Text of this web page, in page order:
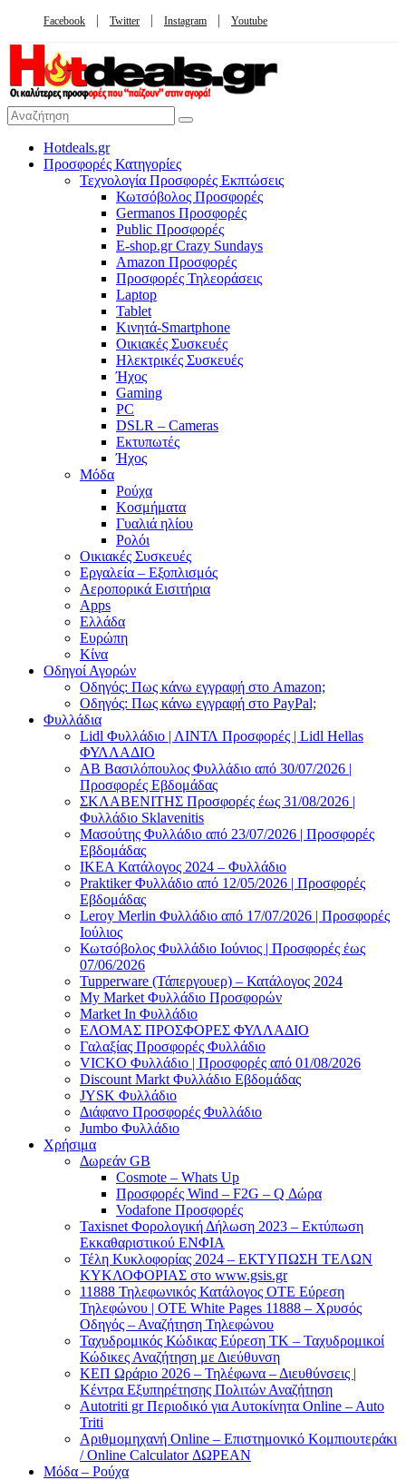
Facebook Twitter Instagram Youtube
Hotdeals.gr
Προσφορές Κατηγορίες
Τεχνολογία Προσφορές Εκπτώσεις
Κωτσόβολος Προσφορές
Germanos Προσφορές
Public Προσφορές
E-shop.gr Crazy Sundays
Amazon Προσφορές
Προσφορές Τηλεοράσεις
Laptop
Tablet
Κινητά-Smartphone
Οικιακές Συσκευές
Hλεκτρικές Συσκευές
Ήχος
Gaming
PC
DSLR – Cameras
Εκτυπωτές
Ήχος
Μόδα
Ρούχα
Κοσμήματα
Γυαλιά ηλίου
Ρολόι
Οικιακές Συσκευές
Εργαλεία – Εξοπλισμός
Αεροπορικά Εισιτήρια
Apps
Ελλάδα
Ευρώπη
Κίνα
Οδηγοί Αγορών
Οδηγός: Πως κάνω εγγραφή στο Amazon;
Οδηγός: Πως κάνω εγγραφή στο PayPal;
Φυλλάδια
Lidl Φυλλάδιο | ΛΙΝΤΛ Προσφορές | Lidl Hellas
ΦΥΛΛΑΔΙΟ
AB Βασιλόπουλος Φυλλάδιο από 30/07/2026 |
Προσφορές Εβδομάδας
ΣΚΛΑΒΕΝΙΤΗΣ Προσφορές έως 31/08/2026 |
Φυλλάδιο Sklavenitis
Μασούτης Φυλλάδιο από 23/07/2026 | Προσφορές
Εβδομάδας
ΙΚΕΑ Κατάλογος 2024 – Φυλλάδιο
Praktiker Φυλλάδιο από 12/05/2026 | Προσφορές
Εβδομάδας
Leroy Merlin Φυλλάδιο από 17/07/2026 | Προσφορές
Ιούλιος
Κωτσόβολος Φυλλάδιο Ιούνιος | Προσφορές έως
07/06/2026
Tupperware (Τάπεργουερ) – Κατάλογος 2024
My Market Φυλλάδιο Προσφορών
Market In Φυλλάδιο
ΕΛΟΜΑΣ ΠΡΟΣΦΟΡΕΣ ΦΥΛΛΑΔΙΟ
Γαλαξίας Προσφορές Φυλλάδιο
VICKO Φυλλάδιο | Προσφορές από 01/08/2026
Discount Markt Φυλλάδιο Εβδομάδας
JYSK Φυλλάδιο
Διάφανο Προσφορές Φυλλάδιο
Jumbo Φυλλάδιο
Χρήσιμα
Δωρεάν GB
Cosmote – Whats Up
Προσφορές Wind – F2G – Q Δώρα
Vodafone Προσφορές
Taxisnet Φορολογική Δήλωση 2023 – Εκτύπωση
Εκκαθαριστικού EΝΦΙΑ
Τέλη Kυκλοφορίας 2024 – ΕΚΤΥΠΩΣΗ ΤΕΛΩΝ
ΚΥΚΛΟΦΟΡΙΑΣ στο www.gsis.gr
11888 Τηλεφωνικός Κατάλογος ΟΤΕ Εύρεση
Τηλεφώνου | OTE White Pages 11888 – Χρυσός
Οδηγός – Αναζήτηση Τηλεφώνου
Ταχυδρομικός Κώδικας Εύρεση ΤΚ – Ταχυδρομικοί
Κώδικες Αναζήτηση με Διεύθυνση
ΚΕΠ Ωράριο 2026 – Τηλέφωνα – Διευθύνσεις |
Κέντρα Εξυπηρέτησης Πολιτών Αναζήτηση
Autotriti gr Περιοδικό για Αυτοκίνητα Online – Auto
Triti
Αριθμομηχανή Online – Επιστημονικό Κομπιουτεράκι
/ Online Calculator ΔΩΡΕΑΝ
Μόδα – Ρούχα